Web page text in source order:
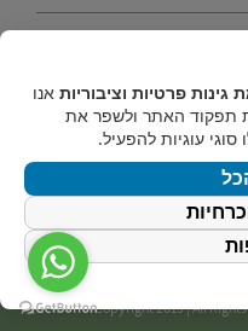
Copyright 2019 | All
גינות פרטיות וציבוריות אנו
תפקוד האתר ולשפר את
עוגיות להפעיל.